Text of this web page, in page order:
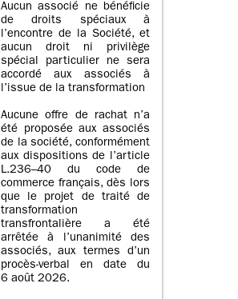
Aucun associé ne bénéficie
de droits spéciaux à
l’encontre de la Société, et
aucun droit ni privilège
spécial particulier ne sera
accordé aux associés à
l’issue de la transformation
Aucune offre de rachat n’a
été proposée aux associés
de la société, conformément
aux dispositions de l’article
L.236–40 du code de
commerce français, dès lors
que le projet de traité de
transformation
transfrontalière a été
arrêtée à l’unanimité des
associés, aux termes d’un
procès-verbal en date du
6 août 2026.